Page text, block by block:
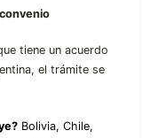
tiene un acuerdo
el trámite se
Bolivia, Chile,